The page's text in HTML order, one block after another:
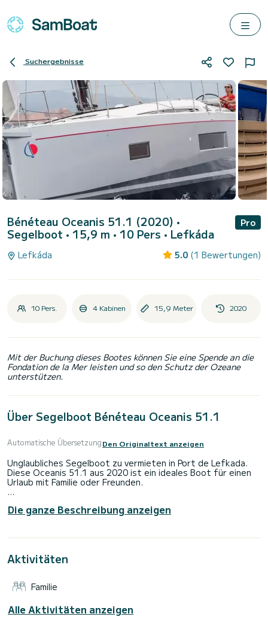
Suchergebnisse
Bénéteau Oceanis 51.1 (2020) •
Segelboot • 15,9 m • 10 Pers • Lefkáda
Pro
Lefkáda 5.0 (1 Bewertungen)
10 Pers. 4 Kabinen 15,9 Meter 2020
Mit der Buchung dieses Bootes können Sie eine Spende an die
Fondation de la Mer leisten und so den Schutz der Ozeane
unterstützen.
Über Segelboot Bénéteau Oceanis 51.1
Automatische ÜbersetzungDen Originaltext anzeigen
Unglaubliches Segelboot zu vermieten in Port de Lefkada.
Diese Oceanis 51.1 aus 2020 ist ein ideales Boot für einen
Urlaub mit Familie oder Freunden.
bietet Platz für 10 Personen. Mit einer Gesamtlänge von 16
Metern ist es Ihr bester Verbündeter, um einen
von Port de Lefkada
Diese Oceanis 51.1 ist mit 4 Toiletten mit Dusche
Wenn Sie Fragen zum Boot oder den Charterbedingungen
Plattform senden. Ein SamBoat-Berater beantwortet Ihre
Die ganze Beschreibung anzeigen
Aktivitäten
Familie
Alle Aktivitäten anzeigen